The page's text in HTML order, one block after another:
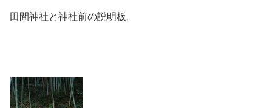
田間神社と神社前の説明板。